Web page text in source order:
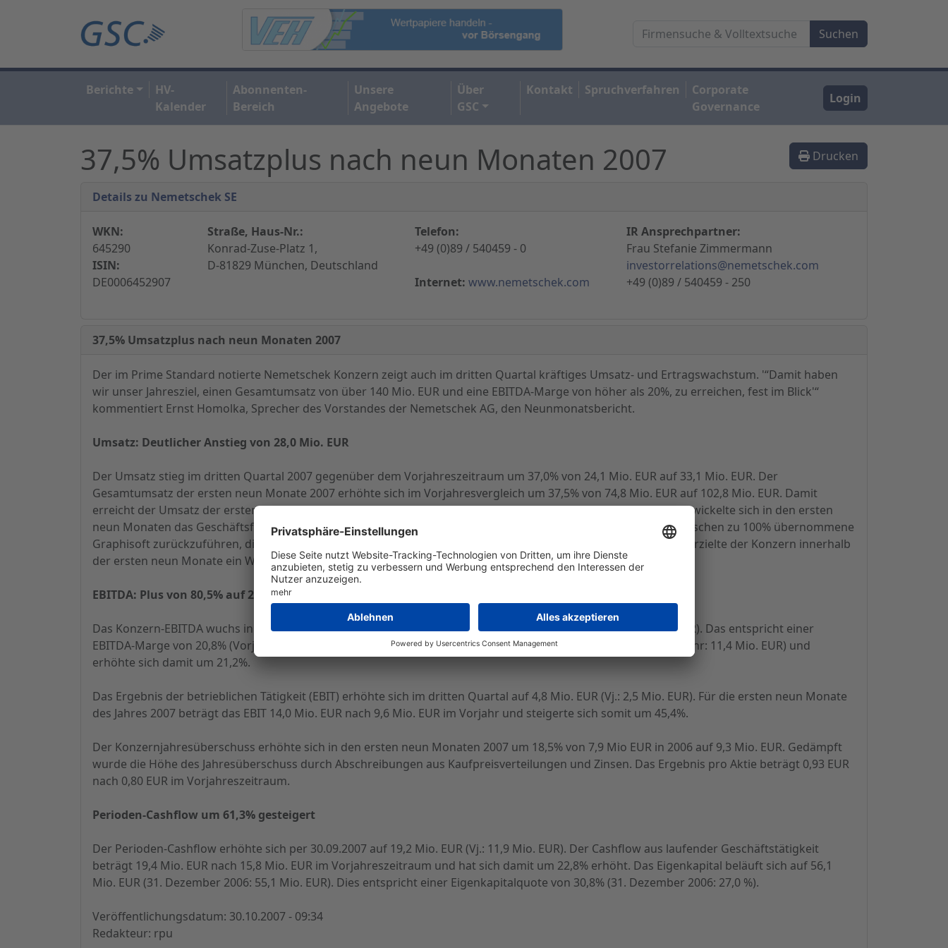
Berichte
HV-
Kalender
Abonnenten-
Bereich
Unsere
Angebote
Über
GSC
Kontakt Spruchverfahren
Corporate
Governance
Login
Drucken
37,5% Umsatzplus nach neun Monaten 2007
Details zu Nemetschek SE
WKN:
645290
ISIN:
DE0006452907
Straße, Haus-Nr.:
Konrad-Zuse-Platz 1,
D-81829 München, Deutschland
Telefon:
+49 (0)89 / 540459 - 0
Internet: www.nemetschek.com
IR Ansprechpartner:
Frau Stefanie Zimmermann
investorrelations@nemetschek.com
+49 (0)89 / 540459 - 250
37,5% Umsatzplus nach neun Monaten 2007
Der im Prime Standard notierte Nemetschek Konzern zeigt auch im dritten Quartal kräftiges Umsatz- und Ertragswachstum. '“Damit haben
wir unser Jahresziel, einen Gesamtumsatz von über 140 Mio. EUR und eine EBITDA-Marge von höher als 20%, zu erreichen, fest im Blick'“
kommentiert Ernst Homolka, Sprecher des Vorstandes der Nemetschek AG, den Neunmonatsbericht.
Umsatz: Deutlicher Anstieg von 28,0 Mio. EUR
Der Umsatz stieg im dritten Quartal 2007 gegenüber dem Vorjahreszeitraum um 37,0% von 24,1 Mio. EUR auf 33,1 Mio. EUR. Der
Gesamtumsatz der ersten neun Monate 2007 erhöhte sich im Vorjahresvergleich um 37,5% von 74,8 Mio. EUR auf 102,8 Mio. EUR. Damit
erreicht der Umsatz der ersten neun Monate fast den des Gesamtjahres 2006 von107,5 Mio. EUR. Am besten entwickelte sich in den ersten
neun Monaten das Geschäftsfeld Planen mit einem Umsatzplus von 45,2%, dies ist im Wesentlichen auf die inzwischen zu 100% übernommene
Graphisoft zurückzuführen, die hiervon Umsatzerlöse in Höhe von 23,0 Mio. EUR erwirtschaftet hat. Organisch erzielte der Konzern innerhalb
der ersten neun Monate ein Wachstum von 6,8% auf 79,8 Mio. EUR (Vj.: 74,8 Mio. EUR).
EBITDA: Plus von 80,5% auf 21,3 Mio. EUR
Das Konzern-EBITDA wuchs in den ersten neun Monaten 2007um 80,5% auf 21,3 Mio. EUR (Vorjahr: 11,8 Mio. EUR). Das entspricht einer
EBITDA-Marge von 20,8% (Vorjahr:15,8%). Das EBITDA des Konzerns ohne Graphisoft lag bei 13,8 Mio. EUR (Vorjahr: 11,4 Mio. EUR) und
erhöhte sich damit um 21,2%.
Das Ergebnis der betrieblichen Tätigkeit (EBIT) erhöhte sich im dritten Quartal auf 4,8 Mio. EUR (Vj.: 2,5 Mio. EUR). Für die ersten neun Monate
des Jahres 2007 beträgt das EBIT 14,0 Mio. EUR nach 9,6 Mio. EUR im Vorjahr und steigerte sich somit um 45,4%.
Der Konzernjahresüberschuss erhöhte sich in den ersten neun Monaten 2007 um 18,5% von 7,9 Mio EUR in 2006 auf 9,3 Mio. EUR. Gedämpft
wurde die Höhe des Jahresüberschuss durch Abschreibungen aus Kaufpreisverteilungen und Zinsen. Das Ergebnis pro Aktie beträgt 0,93 EUR
nach 0,80 EUR im Vorjahreszeitraum.
Perioden-Cashflow um 61,3% gesteigert
Der Perioden-Cashflow erhöhte sich per 30.09.2007 auf 19,2 Mio. EUR (Vj.: 11,9 Mio. EUR). Der Cashflow aus laufender Geschäftstätigkeit
beträgt 19,4 Mio. EUR nach 15,8 Mio. EUR im Vorjahreszeitraum und hat sich damit um 22,8% erhöht. Das Eigenkapital beläuft sich auf 56,1
Mio. EUR (31. Dezember 2006: 55,1 Mio. EUR). Dies entspricht einer Eigenkapitalquote von 30,8% (31. Dezember 2006: 27,0 %).
Veröffentlichungsdatum: 30.10.2007 - 09:34
Redakteur: rpu